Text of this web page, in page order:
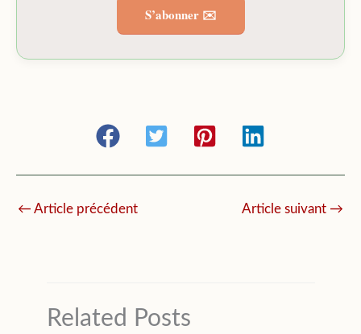
S’abonner ✉️
← Article précédent Article suivant →
Related Posts